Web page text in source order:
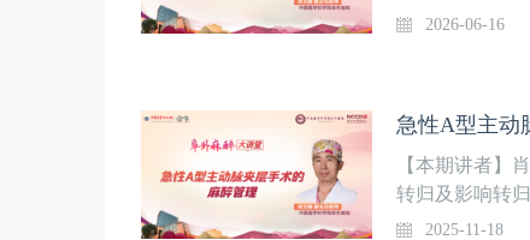
心静脉压的监
2026-06-16
急性A型主动
【本期讲者】
转归及影响转
患者围术期麻
2025-11-18